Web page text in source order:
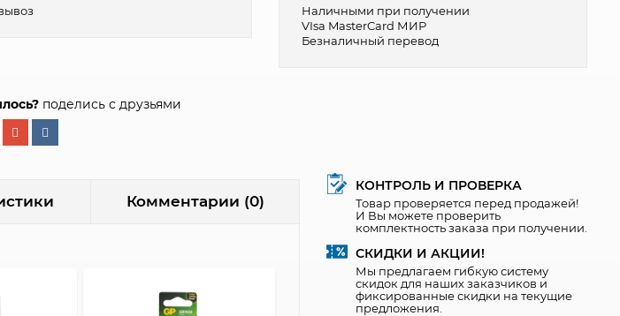
Наличными при получении
VIsa MasterCard МИР
Безналичный перевод
поделись с друзьями
Комментарии (0)
КОНТРОЛЬ И ПРОВЕРКА
Товар проверяется перед продажей!
И Вы можете проверить
комплектность заказа при получении.
СКИДКИ И АКЦИИ!
Мы предлагаем гибкую систему
скидок для наших заказчиков и
фиксированные скидки на текущие
предложения.